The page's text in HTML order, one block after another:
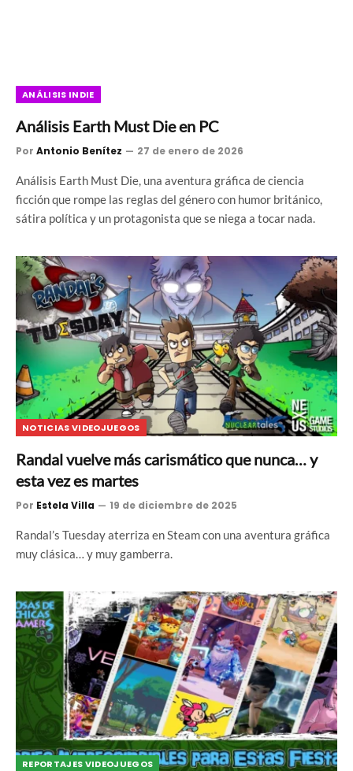
ANÁLISIS INDIE
Análisis Earth Must Die en PC
Por Antonio Benítez 27 de enero de 2026
Análisis Earth Must Die, una aventura gráfica de ciencia
ficción que rompe las reglas del género con humor británico,
sátira política y un protagonista que se niega a tocar nada.
NOTICIAS VIDEOJUEGOS
Randal vuelve más carismático que nunca… y
esta vez es martes
Por Estela Villa 19 de diciembre de 2025
Randal’s Tuesday aterriza en Steam con una aventura gráfica
muy clásica… y muy gamberra.
REPORTAJES VIDEOJUEGOS